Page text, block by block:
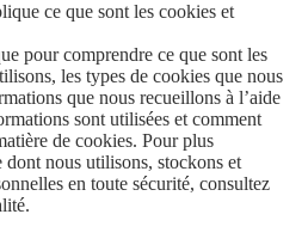
ce que sont les cookies et
pour comprendre ce que sont les
les types de cookies que nous
que nous recueillons à l’aide
sont utilisées et comment
de cookies. Pour plus
nous utilisons, stockons et
en toute sécurité, consultez